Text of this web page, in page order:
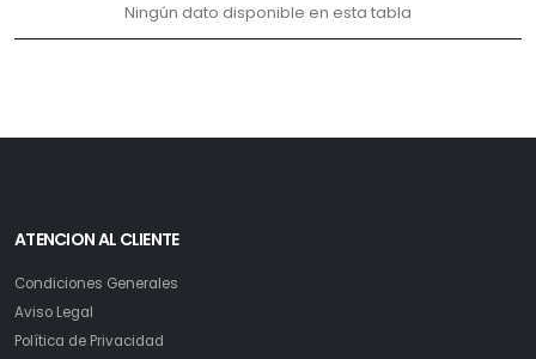
Ningún dato disponible en esta tabla
ATENCION AL CLIENTE
Condiciones Generales
Aviso Legal
Política de Privacidad